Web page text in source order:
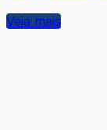
Veja mais